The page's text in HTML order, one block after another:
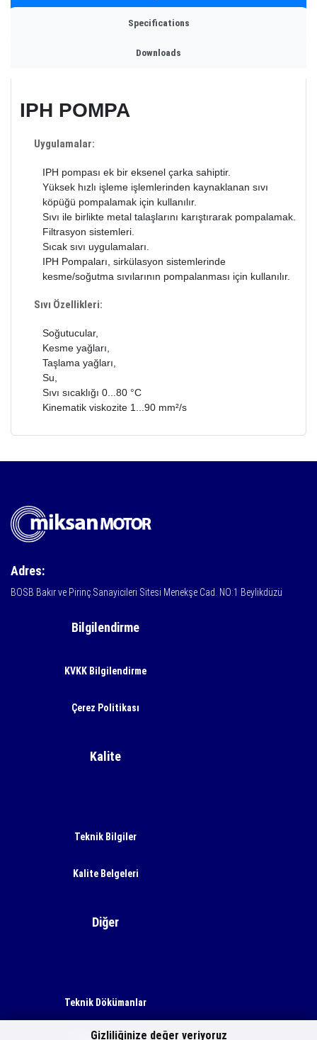
Specifications
Downloads
IPH POMPA
Uygulamalar:
IPH pompası ek bir eksenel çarka sahiptir.
Yüksek hızlı işleme işlemlerinden kaynaklanan sıvı
köpüğü pompalamak için kullanılır.
Sıvı ile birlikte metal talaşlarını karıştırarak pompalamak.
Filtrasyon sistemleri.
Sıcak sıvı uygulamaları.
IPH Pompaları, sirkülasyon sistemlerinde
kesme/soğutma sıvılarının pompalanması için kullanılır.
Sıvı Özellikleri:
Soğutucular,
Kesme yağları,
Taşlama yağları,
Su,
Sıvı sıcaklığı 0...80 °C
Kinematik viskozite 1...90 mm²/s
Adres:
BOSB Bakır ve Pirinç Sanayicileri Sitesi Menekşe Cad. NO:1 Beylikdüzü
Bilgilendirme
KVKK Bilgilendirme
Çerez Politikası
Kalite
Teknik Bilgiler
Kalite Belgeleri
Diğer
Teknik Dökümanlar
Gizliliğinize değer veriyoruz